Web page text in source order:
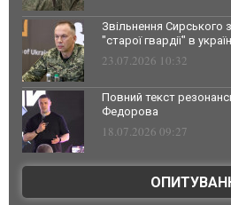
Звільнення Сирського
"старої гвардії" в
23.07.2026 10:32
Повний текст
Федорова
18.07.2026 09:27